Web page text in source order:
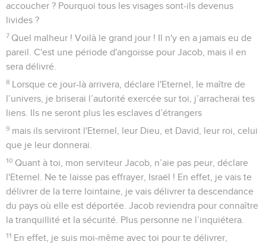
accoucher ? Pourquoi tous les visages sont-ils devenus
livides ?
7 Quel malheur ! Voilà le grand jour ! Il n'y en a jamais eu de
pareil. C'est une période d'angoisse pour Jacob, mais il en
sera délivré.
8 Lorsque ce jour-là arrivera, déclare l'Eternel, le maître de
l’univers, je briserai l’autorité exercée sur toi, j’arracherai tes
liens. Ils ne seront plus les esclaves d’étrangers
9 mais ils serviront l'Eternel, leur Dieu, et David, leur roi, celui
que je leur donnerai.
10 Quant à toi, mon serviteur Jacob, n’aie pas peur, déclare
l'Eternel. Ne te laisse pas effrayer, Israël ! En effet, je vais te
délivrer de la terre lointaine, je vais délivrer ta descendance
du pays où elle est déportée. Jacob reviendra pour connaître
la tranquillité et la sécurité. Plus personne ne l’inquiétera.
11 En effet, je suis moi-même avec toi pour te délivrer,